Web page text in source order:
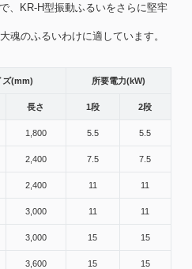
、KR-H型振動ふるいをさらに堅牢
魂のふるいわけに適しています。
ズ(mm) 所要電力(kW)
長さ 1段 2段
1,800 5.5 5.5
2,400 7.5 7.5
2,400 11 11
3,000 11 11
3,000 15 15
3,600 15 15